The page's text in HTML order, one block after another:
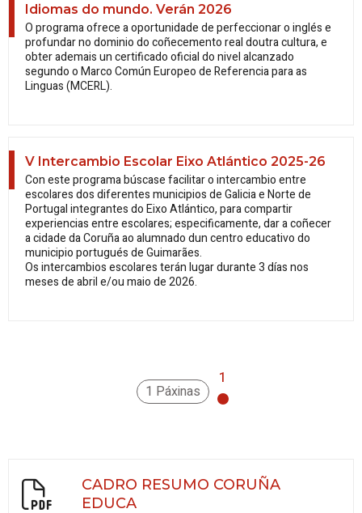
Idiomas do mundo. Verán 2026
O programa ofrece a oportunidade de perfeccionar o inglés e
profundar no dominio do coñecemento real doutra cultura, e
obter ademais un certificado oficial do nivel alcanzado
segundo o Marco Común Europeo de Referencia para as
Linguas (MCERL).
V Intercambio Escolar Eixo Atlántico 2025-26
Con este programa búscase facilitar o intercambio entre
escolares dos diferentes municipios de Galicia e Norte de
Portugal integrantes do Eixo Atlántico, para compartir
experiencias entre escolares; especificamente, dar a coñecer
a cidade da Coruña ao alumnado dun centro educativo do
municipio portugués de Guimarães.
Os intercambios escolares terán lugar durante 3 días nos
meses de abril e/ou maio de 2026.
1 Páxinas
1
CADRO RESUMO CORUÑA
EDUCA